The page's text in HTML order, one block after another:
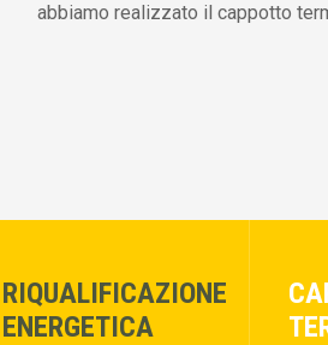
abbiamo realizzato il cappotto
RIQUALIFICAZIONE
ENERGETICA